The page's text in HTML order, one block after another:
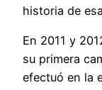
historia de
En 2011 y
su primera
efectuó en la